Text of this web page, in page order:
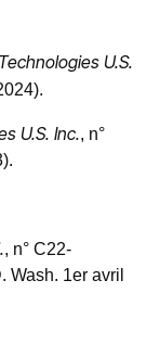
U.S.
U.S. Inc., n°
, n° C22-
Wash. 1er avril